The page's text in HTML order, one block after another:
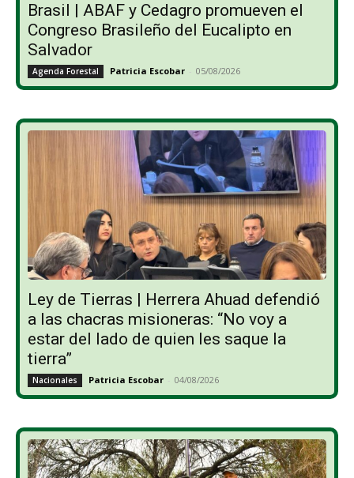
Brasil | ABAF y Cedagro promueven el
Congreso Brasileño del Eucalipto en
Salvador
Agenda Forestal Patricia Escobar - 05/08/2026
Ley de Tierras | Herrera Ahuad defendió
a las chacras misioneras: “No voy a
estar del lado de quien les saque la
tierra”
Nacionales Patricia Escobar - 04/08/2026